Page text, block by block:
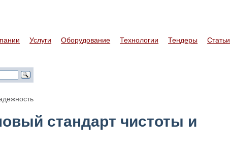
Услуги Оборудование Технологии Тендеры
Статьи
стандарт чистоты и